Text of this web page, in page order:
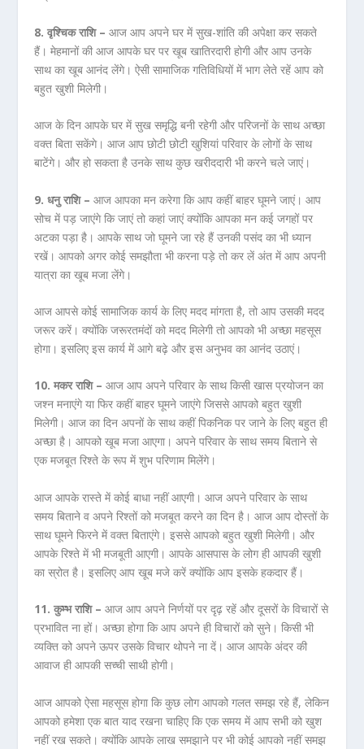
8. वृश्चिक राशि – आज आप अपने घर में सुख-शांति की अपेक्षा कर सकते
हैं। मेहमानों की आज आपके घर पर खूब खातिरदारी होगी और आप उनके
साथ का खूब आनंद लेंगे। ऐसी सामाजिक गतिविधियों में भाग लेते रहें आप को
बहुत खुशी मिलेगी।
आज के दिन आपके घर में सुख समृद्धि बनी रहेगी और परिजनों के साथ अच्छा
वक्त बिता सकेंगे। आज आप छोटी छोटी खुशियां परिवार के लोगों के साथ
बाटेंगे। और हो सकता है उनके साथ कुछ खरीददारी भी करने चले जाएं।
9. धनु राशि – आज आपका मन करेगा कि आप कहीं बाहर घूमने जाएं। आप
सोच में पड़ जाएंगे कि जाएं तो कहां जाएं क्योंकि आपका मन कई जगहों पर
अटका पड़ा है। आपके साथ जो घूमने जा रहे हैं उनकी पसंद का भी ध्यान
रखें। आपको अगर कोई समझौता भी करना पड़े तो कर लें अंत में आप अपनी
यात्रा का खूब मजा लेंगे।
आज आपसे कोई सामाजिक कार्य के लिए मदद मांगता है, तो आप उसकी मदद
जरूर करें। क्योंकि जरूरतमंदों को मदद मिलेगी तो आपको भी अच्छा महसूस
होगा। इसलिए इस कार्य में आगे बढ़े और इस अनुभव का आनंद उठाएं।
10. मकर राशि – आज आप अपने परिवार के साथ किसी खास प्रयोजन का
जश्न मनाएंगे या फिर कहीं बाहर घूमने जाएंगे जिससे आपको बहुत खुशी
मिलेगी। आज का दिन अपनों के साथ कहीं पिकनिक पर जाने के लिए बहुत ही
अच्छा है। आपको खूब मजा आएगा। अपने परिवार के साथ समय बिताने से
एक मजबूत रिश्ते के रूप में शुभ परिणाम मिलेंगे।
आज आपके रास्ते में कोई बाधा नहीं आएगी। आज अपने परिवार के साथ
समय बिताने व अपने रिश्तों को मजबूत करने का दिन है। आज आप दोस्तों के
साथ घूमने फिरने में वक्त बिताएंगे। इससे आपको बहुत खुशी मिलेगी। और
आपके रिश्ते में भी मजबूती आएगी। आपके आसपास के लोग ही आपकी खुशी
का स्रोत है। इसलिए आप खूब मजे करें क्योंकि आप इसके हकदार हैं।
11. कुम्भ राशि – आज आप अपने निर्णयों पर दृढ़ रहें और दूसरों के विचारों से
प्रभावित ना हों। अच्छा होगा कि आप अपने ही विचारों को सुने। किसी भी
व्यक्ति को अपने ऊपर उसके विचार थोपने ना दें। आज आपके अंदर की
आवाज ही आपकी सच्ची साथी होगी।
आज आपको ऐसा महसूस होगा कि कुछ लोग आपको गलत समझ रहे हैं, लेकिन
आपको हमेशा एक बात याद रखना चाहिए कि एक समय में आप सभी को खुश
नहीं रख सकते। क्योंकि आपके लाख समझाने पर भी कोई आपको नहीं समझ